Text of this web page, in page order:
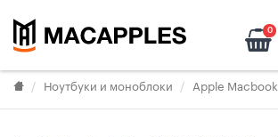
0
Ноутбуки и моноблоки Apple Macbook